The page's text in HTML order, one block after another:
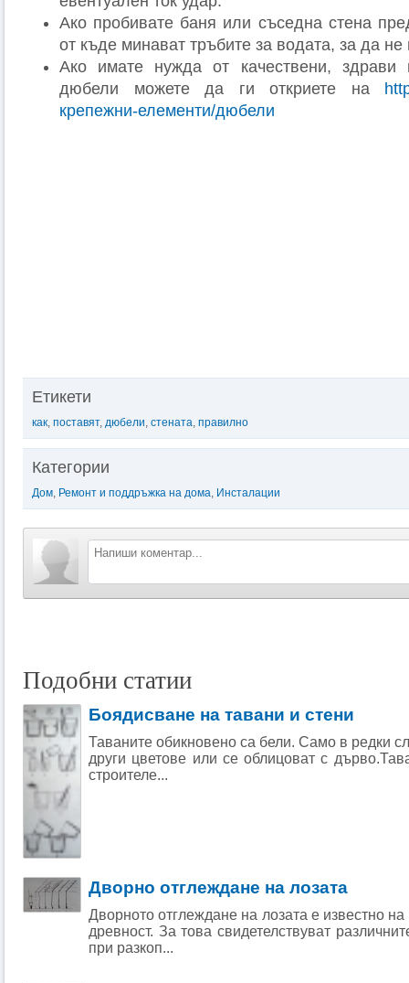
Ако пробивате баня или съседна стена
от къде минават тръбите за водата, за да не
Ако имате нужда от качествени,
дюбели можете да ги откриете на
крепежни-елементи/дюбели
Етикети
как, поставят, дюбели, стената, правилно
Категории
Дом, Ремонт и поддръжка на дома, Инсталации
Подобни статии
Боядисване на тавани и стени
Таваните обикновено са бели. Само в редки
други цветове или се облицоват с
строителе...
Дворно отглеждане на лозата
Дворното отглеждане на лозата е известно
древност. За това свидетелствуват
при разкоп...